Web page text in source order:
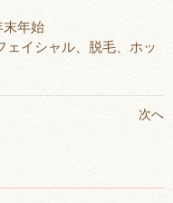
末年始
ェイシャル、脱毛、ホッ
次へ